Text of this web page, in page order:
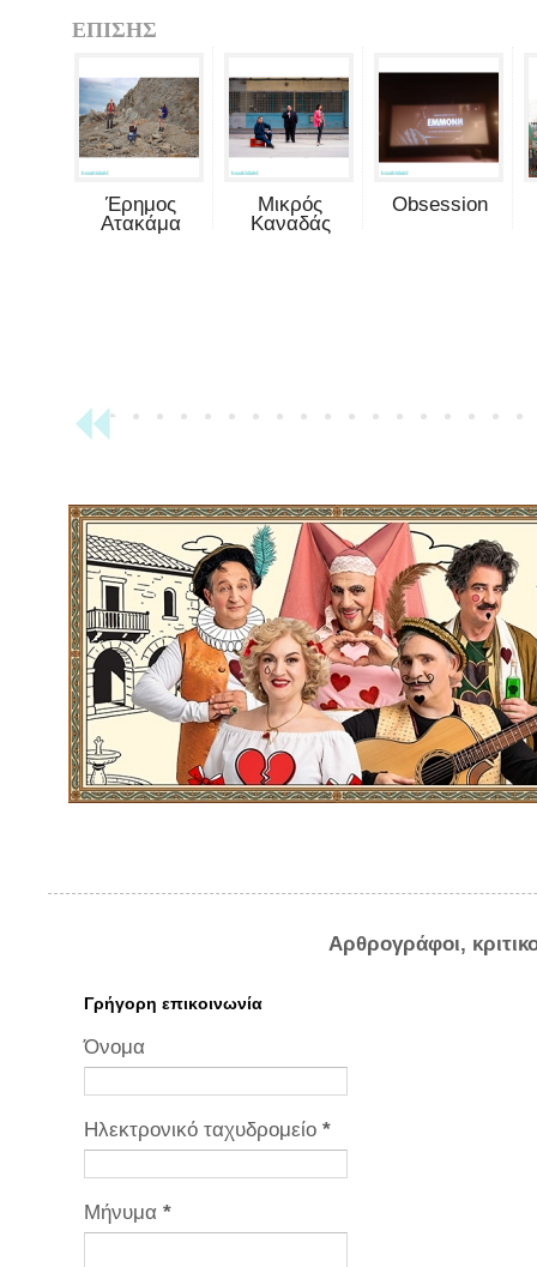
ΕΠΙΣΗΣ
Έρημος
Ατακάμα
Μικρός
Καναδάς
Obsession
Αρθρογράφοι,
Γρήγορη επικοινωνία
Όνομα
Ηλεκτρονικό ταχυδρομείο *
Μήνυμα *